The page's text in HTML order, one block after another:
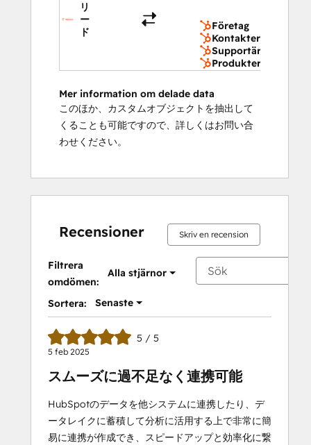
リ
ー
ド
Företag
Kontakter
Supportärenden
Produkter
Mer information om delade data
このほか、カスタムオブジェクトを抽出して
くることも可能ですので、詳しくはお問い合
わせください。
Recensioner Skriv en recension
Filtrera
omdömen:
Alla stjärnor
Sortera: Senaste
5 / 5
5 feb 2025
スムーズに過不足なく連携可能
HubSpotのデータを他システムに連携したり、デ
ータレイクに蓄積して分析に活用する上で非常に簡
易に連携が作成でき、スピードアップと効率化に繋